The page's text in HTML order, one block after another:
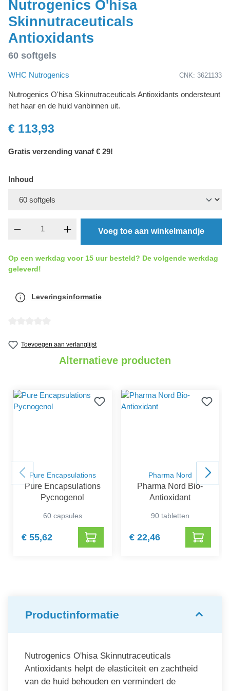
Nutrogenics O'hisa
Skinnutraceuticals
Antioxidants
60 softgels
WHC Nutrogenics CNK: 3621133
Nutrogenics O'hisa Skinnutraceuticals Antioxidants ondersteunt
het haar en de huid vanbinnen uit.
€ 113,93
Gratis verzending vanaf € 29!
Inhoud
Producthoeveelheid: Voer de gewenste
Voeg toe aan winkelmandje
Op een werkdag voor 15 uur besteld? De volgende werkdag
geleverd!
Leveringsinformatie
Toevoegen aan verlanglijst
Alternatieve producten
Pure Encapsulations
Pure Encapsulations
Pycnogenol
60 capsules
€ 55,62
Pharma Nord
Pharma Nord Bio-
Antioxidant
90 tabletten
€ 22,46
Productinformatie
Nutrogenics O'hisa Skinnutraceuticals
Antioxidants helpt de elasticiteit en zachtheid
van de huid behouden en vermindert de